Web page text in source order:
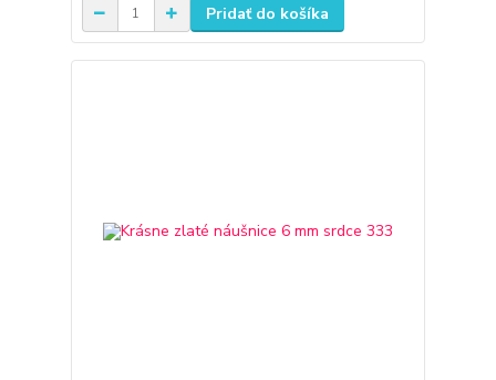
Pridať do košíka